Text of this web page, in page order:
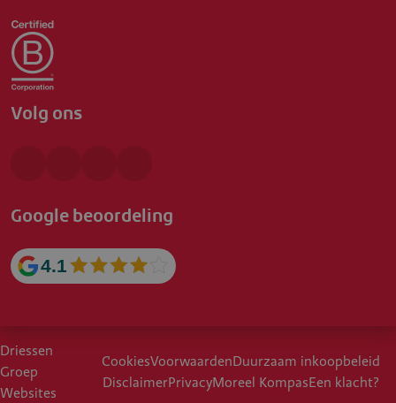
Volg ons
Google beoordeling
4.1
Driessen
Groep
Websites
CookiesVoorwaardenDuurzaam inkoopbeleid
DisclaimerPrivacyMoreel KompasEen klacht?